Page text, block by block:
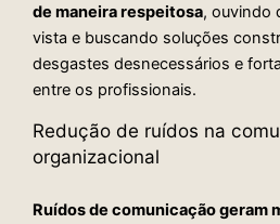
de maneira respeitosa, ouvindo
vista e buscando soluções
desgastes desnecessários e
entre os profissionais.
Redução de ruídos na
organizacional
Ruídos de comunicação geram